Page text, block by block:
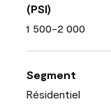
(PSI)
1 500-2 000
Segment
Résidentiel